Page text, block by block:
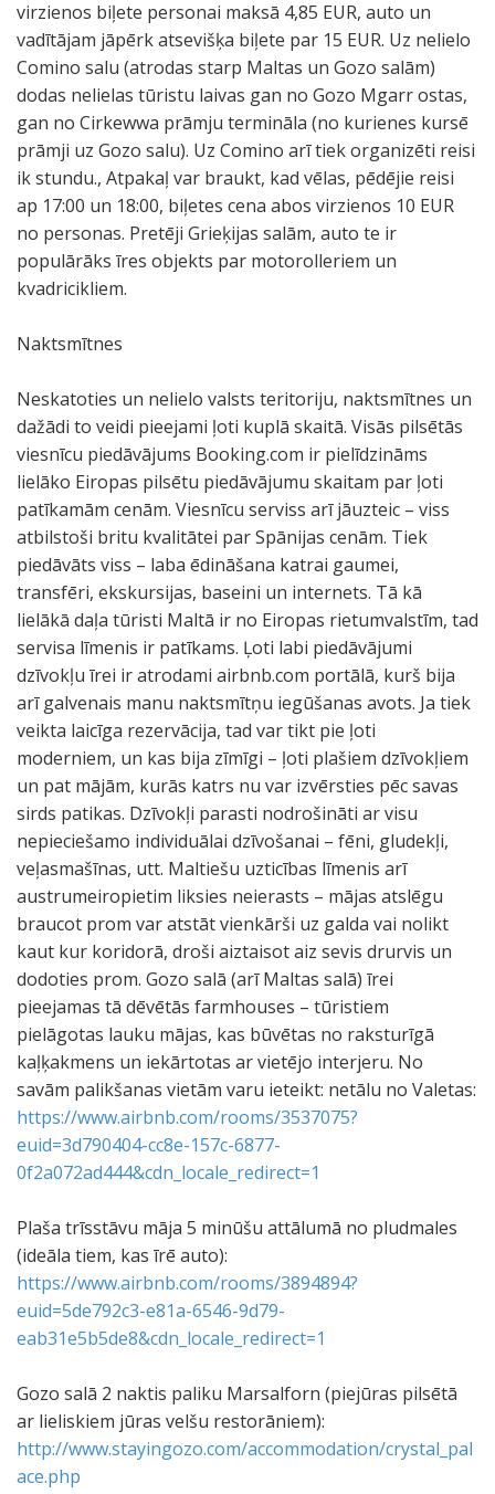
virzienos biļete personai maksā 4,85 EUR, auto un
vadītājam jāpērk atsevišķa biļete par 15 EUR. Uz nelielo
Comino salu (atrodas starp Maltas un Gozo salām)
dodas nelielas tūristu laivas gan no Gozo Mgarr ostas,
gan no Cirkewwa prāmju termināla (no kurienes kursē
prāmji uz Gozo salu). Uz Comino arī tiek organizēti reisi
ik stundu., Atpakaļ var braukt, kad vēlas, pēdējie reisi
ap 17:00 un 18:00, biļetes cena abos virzienos 10 EUR
no personas. Pretēji Grieķijas salām, auto te ir
populārāks īres objekts par motorolleriem un
kvadricikliem.
Naktsmītnes
Neskatoties un nelielo valsts teritoriju, naktsmītnes un
dažādi to veidi pieejami ļoti kuplā skaitā. Visās pilsētās
viesnīcu piedāvājums Booking.com ir pielīdzināms
lielāko Eiropas pilsētu piedāvājumu skaitam par ļoti
patīkamām cenām. Viesnīcu serviss arī jāuzteic – viss
atbilstoši britu kvalitātei par Spānijas cenām. Tiek
piedāvāts viss – laba ēdināšana katrai gaumei,
transfēri, ekskursijas, baseini un internets. Tā kā
lielākā daļa tūristi Maltā ir no Eiropas rietumvalstīm, tad
servisa līmenis ir patīkams. Ļoti labi piedāvājumi
dzīvokļu īrei ir atrodami airbnb.com portālā, kurš bija
arī galvenais manu naktsmītņu iegūšanas avots. Ja tiek
veikta laicīga rezervācija, tad var tikt pie ļoti
moderniem, un kas bija zīmīgi – ļoti plašiem dzīvokļiem
un pat mājām, kurās katrs nu var izvērsties pēc savas
sirds patikas. Dzīvokļi parasti nodrošināti ar visu
nepieciešamo individuālai dzīvošanai – fēni, gludekļi,
veļasmašīnas, utt. Maltiešu uzticības līmenis arī
austrumeiropietim liksies neierasts – mājas atslēgu
braucot prom var atstāt vienkārši uz galda vai nolikt
kaut kur koridorā, droši aiztaisot aiz sevis drurvis un
dodoties prom. Gozo salā (arī Maltas salā) īrei
pieejamas tā dēvētās farmhouses – tūristiem
pielāgotas lauku mājas, kas būvētas no raksturīgā
kaļķakmens un iekārtotas ar vietējo interjeru. No
savām palikšanas vietām varu ieteikt: netālu no Valetas:
https://www.airbnb.com/rooms/3537075?
euid=3d790404-cc8e-157c-6877-
0f2a072ad444&cdn_locale_redirect=1
Plaša trīsstāvu māja 5 minūšu attālumā no pludmales
(ideāla tiem, kas īrē auto):
https://www.airbnb.com/rooms/3894894?
euid=5de792c3-e81a-6546-9d79-
eab31e5b5de8&cdn_locale_redirect=1
Gozo salā 2 naktis paliku Marsalforn (piejūras pilsētā
ar lieliskiem jūras velšu restorāniem):
http://www.stayingozo.com/accommodation/crystal_pal
ace.php